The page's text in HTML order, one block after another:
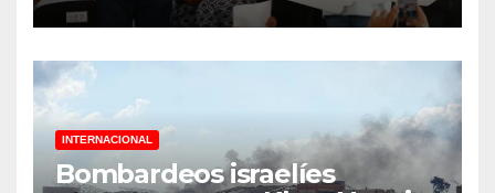
INTERNACIONAL
Bombardeos israelíes